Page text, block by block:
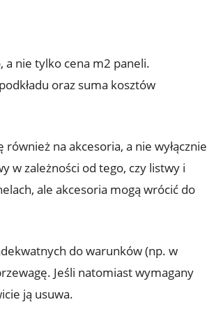
a nie tylko cena m2 paneli.
oraz suma kosztów
na akcesoria, a nie wyłącznie
w zależności od tego, czy listwy i
ale akcesoria mogą wrócić do
do warunków (np. w
Jeśli natomiast wymagany
ją usuwa.